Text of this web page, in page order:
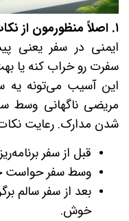
۱. اصلاً منظورمون از نکات ایمنی در سفر چیه؟
ایمنی در سفر یعنی
سفرت رو خراب کنه یا
این آسیب می‌تونه یه
مریضی ناگهانی وسط
شدن مدارک. رعایت
قبل از سفر
وسط سفر حواست
بعد از سفر سالم
خوش.